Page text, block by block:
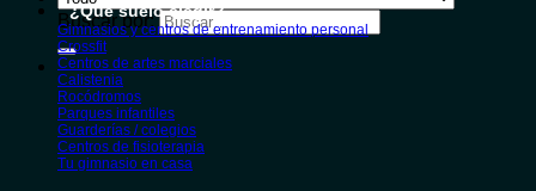
Buscar por:
¿Qué suelo elegir?
Gimnasios y centros de entrenamiento personal
Crossfit
Centros de artes marciales
Calistenia
Rocódromos
Parques infantiles
Guarderías / colegios
Centros de fisioterapia
Tu gimnasio en casa